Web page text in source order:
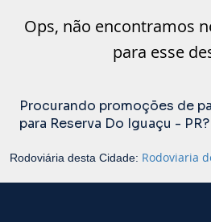
Ops, não encontramos
para esse
Procurando promoções de
para Reserva Do Iguaçu - PR?
Rodoviária desta Cidade: Rodoviaria